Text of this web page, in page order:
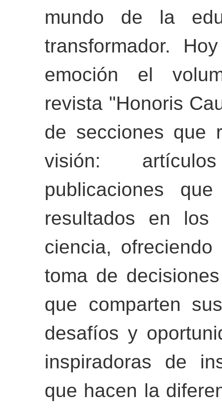
mundo de la
transformador.
emoción el
revista "Honoris
de secciones que
visión:
publicaciones
resultados en los
ciencia,
toma de
que comparten
desafíos y
inspiradoras de
que hacen la